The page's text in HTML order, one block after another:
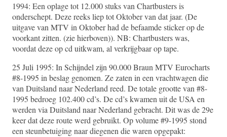
1994: Een oplage tot 12.000 stuks van Chartbusters is
onderschept. Deze reeks liep tot Oktober van dat jaar. (De
uitgave van MTV in Oktober had de befaamde sticker op de
voorkant zitten. (zie hierboven)). NB: Chartbusters was,
voordat deze op cd uitkwam, al verkrijgbaar op tape.
25 Juli 1995: In Schijndel zijn 90.000 Braun MTV Eurocharts
#8-1995 in beslag genomen. Ze zaten in een vrachtwagen die
van Duitsland naar Nederland reed. De totale grootte van #8-
1995 bedroeg 102.400 cd’s. De cd’s kwamen uit de USA en
werden via Duitsland naar Nederland gebracht. Dit was de 29e
keer dat deze route werd gebruikt. Op volume #9-1995 stond
een steunbetuiging naar diegenen die waren opgepakt: